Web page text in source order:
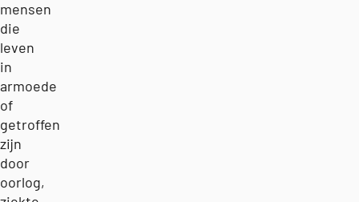
mensen
die
leven
in
armoede
of
getroffen
zijn
door
oorlog,